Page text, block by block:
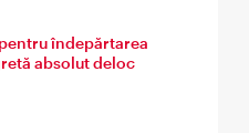
îndepărtarea
absolut deloc